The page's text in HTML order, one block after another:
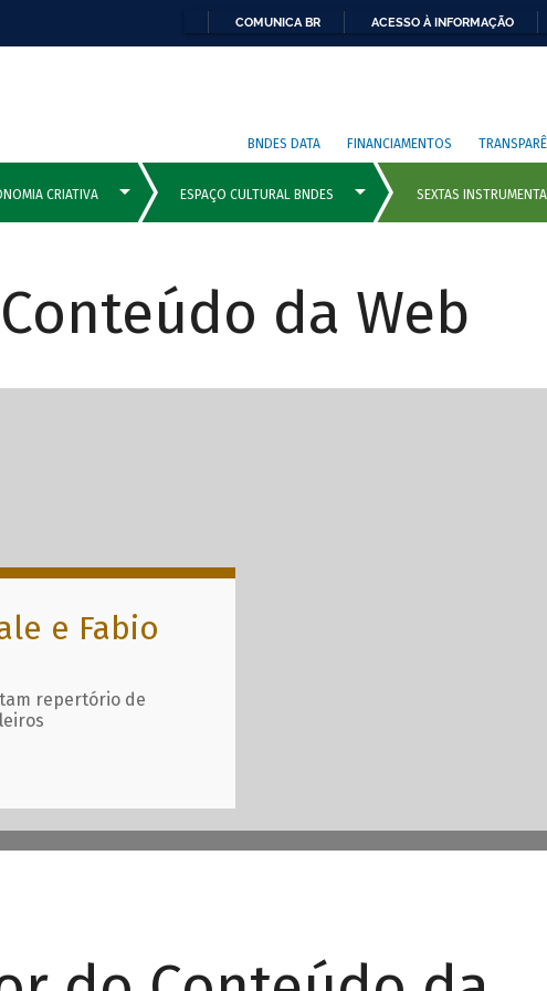
COMUNICA BR ACESSO À INFORMAÇÃO
BNDES DATA FINANCIAMENTOS
da Web
com
e Fabio
repertório de